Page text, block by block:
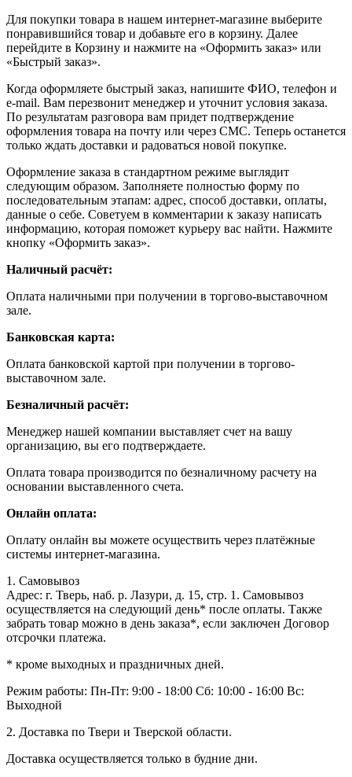
Для покупки товара в нашем интернет-магазине выберите
понравившийся товар и добавьте его в корзину. Далее
перейдите в Корзину и нажмите на «Оформить заказ» или
«Быстрый заказ».
Когда оформляете быстрый заказ, напишите ФИО, телефон и
e-mail. Вам перезвонит менеджер и уточнит условия заказа.
По результатам разговора вам придет подтверждение
оформления товара на почту или через СМС. Теперь останется
только ждать доставки и радоваться новой покупке.
Оформление заказа в стандартном режиме выглядит
следующим образом. Заполняете полностью форму по
последовательным этапам: адрес, способ доставки, оплаты,
данные о себе. Советуем в комментарии к заказу написать
информацию, которая поможет курьеру вас найти. Нажмите
кнопку «Оформить заказ».
Наличный расчёт:
Оплата наличными при получении в торгово-выставочном
зале.
Банковская карта:
Оплата банковской картой при получении в торгово-
выставочном зале.
Безналичный расчёт:
Менеджер нашей компании выставляет счет на вашу
организацию, вы его подтверждаете.
Оплата товара производится по безналичному расчету на
основании выставленного счета.
Онлайн оплата:
Оплату онлайн вы можете осуществить через платёжные
системы интернет-магазина.
1. Самовывоз
Адрес: г. Тверь, наб. р. Лазури, д. 15, стр. 1. Самовывоз
осуществляется на следующий день* после оплаты. Также
забрать товар можно в день заказа*, если заключен Договор
отсрочки платежа.
* кроме выходных и праздничных дней.
Режим работы: Пн-Пт: 9:00 - 18:00 Сб: 10:00 - 16:00 Вс:
Выходной
2. Доставка по Твери и Тверской области.
Доставка осуществляется только в будние дни.